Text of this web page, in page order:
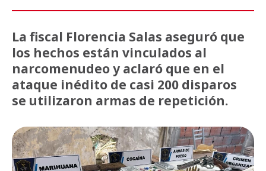
La fiscal Florencia Salas aseguró que
los hechos están vinculados al
narcomenudeo y aclaró que en el
ataque inédito de casi 200 disparos
se utilizaron armas de repetición.